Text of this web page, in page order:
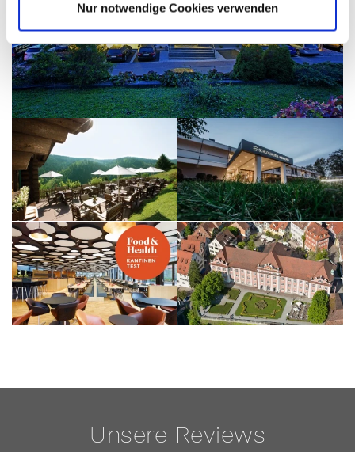
Ihr Gerät durch aktives Scannen nach bestimmten
Merkmalen (Fingerprinting) identifizieren
Erfahren Sie mehr darüber, wie Ihre persönlichen Daten
verarbeitet werden, und legen Sie Ihre Präferenzen im
Abschnitt Einzelheitenfest.
Wir verwenden Cookies, um Inhalte und Anzeigen zu
personalisieren, Funktionen für soziale Medien anbieten
zu können und die Zugriffe auf unsere Website zu
analysieren. Außerdem geben wir Informationen zu Ihrer
Verwendung unserer Website an unsere Partner für
soziale Medien, Werbung und Analysen weiter. Unsere
Partner führen diese Informationen möglicherweise mit
weiteren Daten zusammen, die Sie ihnen bereitgestellt
haben oder die sie im Rahmen Ihrer Nutzung der Dienste
gesammelt haben.
Nur notwendige Cookies verwenden
Unsere Reviews